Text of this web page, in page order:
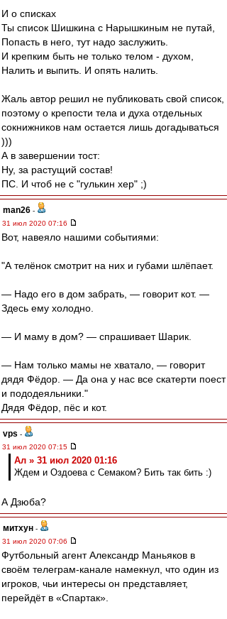
И о списках
Ты список Шишкина с Нарышкиным не путай,
Попасть в него, тут надо заслужить.
И крепким быть не только телом - духом,
Налить и выпить. И опять налить.
Жаль автор решил не публиковать свой список,
поэтому о крепости тела и духа отдельных
сокнижников нам остается лишь догадываться
)))
А в завершении тост:
Ну, за растущий состав!
ПС. И чтоб не с "гулькин хер" ;)
man26 -
31 июл 2020 07:16
Вот, навеяло нашими событиями:
"А телёнок смотрит на них и губами шлёпает.
— Надо его в дом забрать, — говорит кот. —
Здесь ему холодно.
— И маму в дом? — спрашивает Шарик.
— Нам только мамы не хватало, — говорит
дядя Фёдор. — Да она у нас все скатерти поест
и пододеяльники."
Дядя Фёдор, пёс и кот.
vps -
31 июл 2020 07:15
Ал » 31 июл 2020 01:16
Ждем и Оздоева с Семаком? Бить так бить :)
А Дзюба?
митхун -
31 июл 2020 07:06
Футбольный агент Александр Маньяков в
своём телеграм-канале намекнул, что один из
игроков, чьи интересы он представляет,
перейдёт в «Спартак».